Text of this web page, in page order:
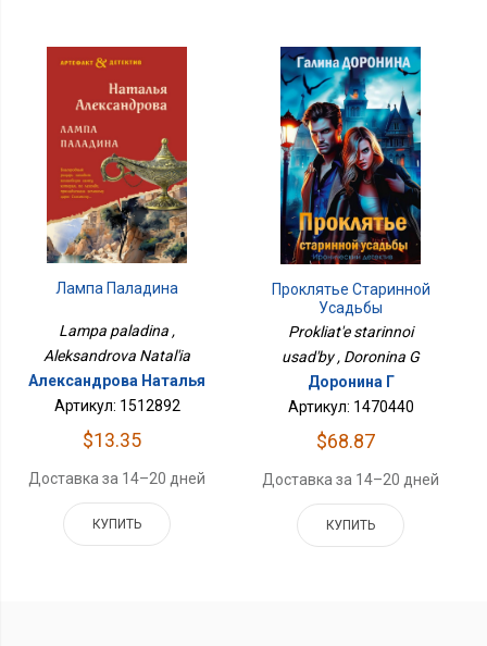
Лампа Паладина
Lampa paladina ,
Aleksandrova Natal'ia
Александрова Наталья
Артикул: 1512892
$13.35
Доставка за 14–20 дней
КУПИТЬ
Проклятье Старинной
Усадьбы
Prokliat'e starinnoi
usad'by , Doronina G
Доронина Г
Артикул: 1470440
$68.87
Доставка за 14–20 дней
КУПИТЬ